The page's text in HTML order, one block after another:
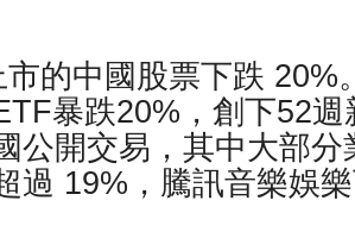
的中國股票下跌 20%
暴跌20%，創下52
公開交易，其中大部
過 19%，騰訊音樂娛